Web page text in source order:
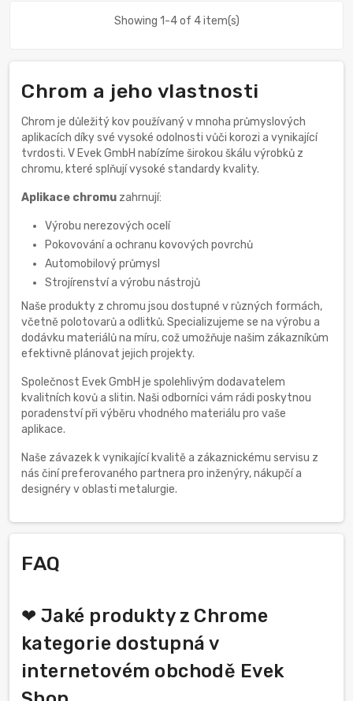
Showing 1-4 of 4 item(s)
Chrom a jeho vlastnosti
Chrom je důležitý kov používaný v mnoha průmyslových
aplikacích díky své vysoké odolnosti vůči korozi a vynikající
tvrdosti. V Evek GmbH nabízíme širokou škálu výrobků z
chromu, které splňují vysoké standardy kvality.
Aplikace chromu zahrnují:
Výrobu nerezových ocelí
Pokovování a ochranu kovových povrchů
Automobilový průmysl
Strojírenství a výrobu nástrojů
Naše produkty z chromu jsou dostupné v různých formách,
včetně polotovarů a odlitků. Specializujeme se na výrobu a
dodávku materiálů na míru, což umožňuje našim zákazníkům
efektivně plánovat jejich projekty.
Společnost Evek GmbH je spolehlivým dodavatelem
kvalitních kovů a slitin. Naši odborníci vám rádi poskytnou
poradenství při výběru vhodného materiálu pro vaše
aplikace.
Naše závazek k vynikající kvalitě a zákaznickému servisu z
nás činí preferovaného partnera pro inženýry, nákupčí a
designéry v oblasti metalurgie.
FAQ
❤ Jaké produkty z Chrome
kategorie dostupná v
internetovém obchodě Evek